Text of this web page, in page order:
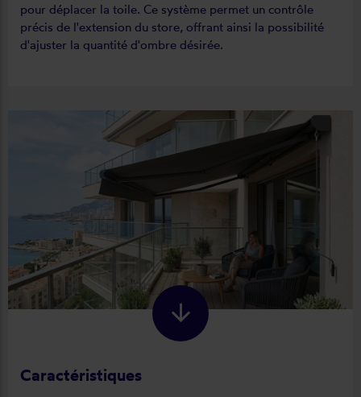
pour déplacer la toile. Ce système permet un contrôle
précis de l'extension du store, offrant ainsi la possibilité
d'ajuster la quantité d'ombre désirée.
Caractéristiques